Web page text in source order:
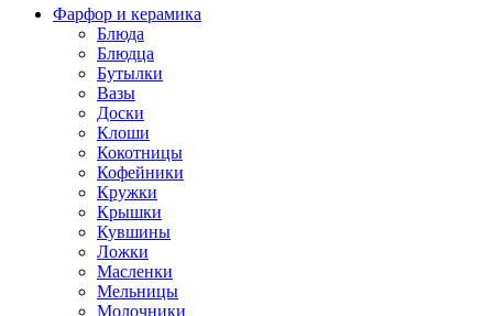
Фарфор и керамика
Блюда
Блюдца
Бутылки
Вазы
Доски
Клоши
Кокотницы
Кофейники
Кружки
Крышки
Кувшины
Ложки
Масленки
Мельницы
Молочники